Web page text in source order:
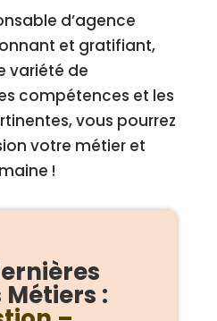
d’agence
et gratifiant,
variété de
compétences et les
vous pourrez
votre métier et
!
Métiers :